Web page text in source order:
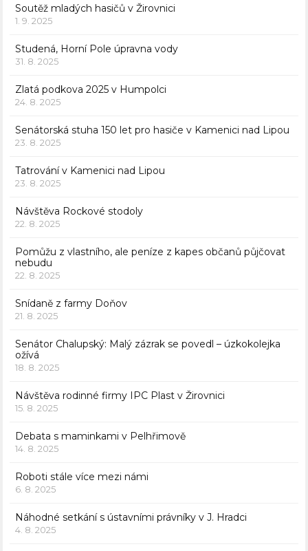
Soutěž mladých hasičů v Žirovnici
1. 9. 2025
Studená, Horní Pole úpravna vody
31. 8. 2025
Zlatá podkova 2025 v Humpolci
24. 8. 2025
Senátorská stuha 150 let pro hasiče v Kamenici nad Lipou
23. 8. 2025
Tatrování v Kamenici nad Lipou
23. 8. 2025
Návštěva Rockové stodoly
22. 8. 2025
Pomůžu z vlastního, ale peníze z kapes občanů půjčovat
nebudu
22. 8. 2025
Snídaně z farmy Doňov
21. 8. 2025
Senátor Chalupský: Malý zázrak se povedl – úzkokolejka
ožívá
18. 8. 2025
Návštěva rodinné firmy IPC Plast v Žirovnici
15. 8. 2025
Debata s maminkami v Pelhřimově
14. 8. 2025
Roboti stále více mezi námi
6. 8. 2025
Náhodné setkání s ústavními právníky v J. Hradci
4. 8. 2025